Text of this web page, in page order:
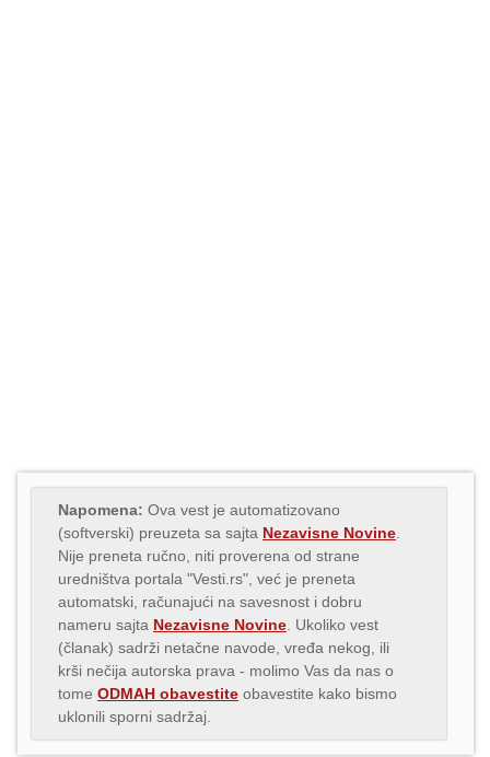
Napomena: Ova vest je automatizovano
(softverski) preuzeta sa sajta Nezavisne Novine
Nije preneta ručno, niti proverena od strane
uredništva portala "Vesti.rs", već je preneta
automatski, računajući na savesnost i dobru
nameru sajta Nezavisne Novine . Ukoliko vest
(članak) sadrži netačne navode, vređa nekog, ili
krši nečija autorska prava - molimo Vas da nas o
tome ODMAH obavestite obavestite kako bismo
uklonili sporni sadržaj.